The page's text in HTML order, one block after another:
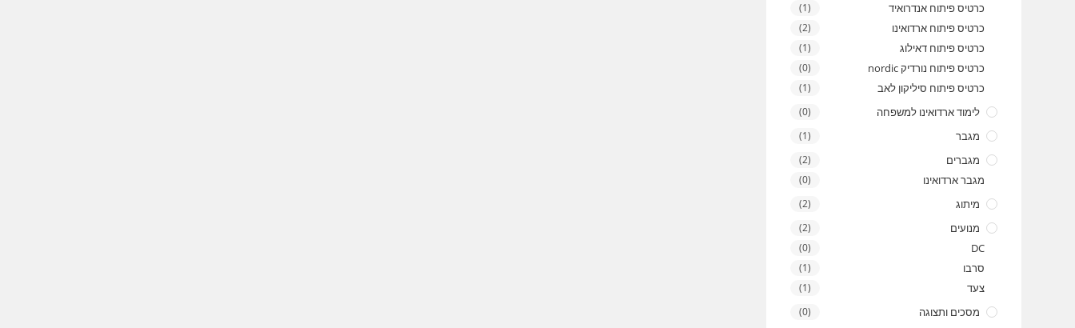
כרטיס פיתוח אנדרואיד (1)
כרטיס פיתוח ארדואינו (2)
כרטיס פיתוח דאילוג (1)
כרטיס פיתוח נורדיק nordic (0)
כרטיס פיתוח סיליקון לאב (1)
לימוד ארדואינו למשפחה (0)
מגבר (1)
מגברים (2)
מגבר ארדואינו (0)
מיתוג (2)
מנועים (2)
DC
(0)
סרבו (1)
צעד (1)
מסכים ותצוגה (0)